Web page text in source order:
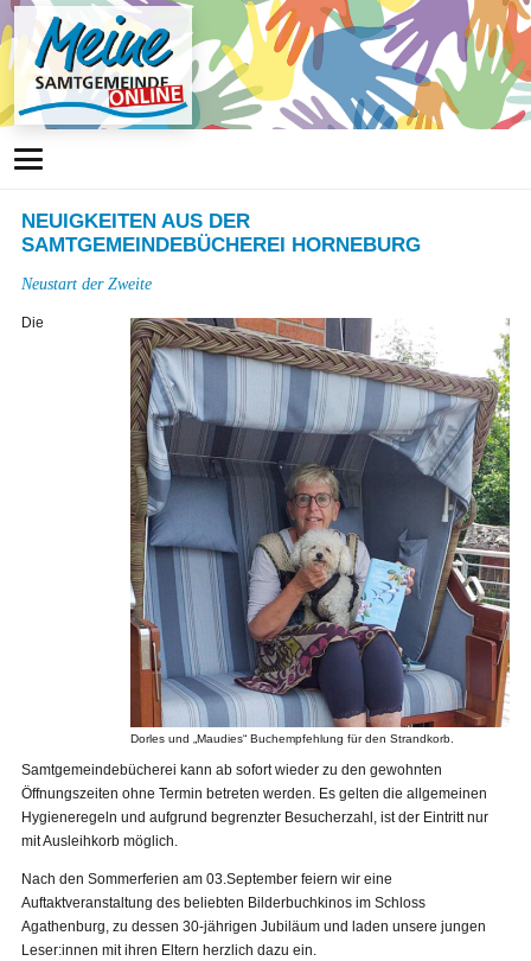
NEUIGKEITEN AUS DER
SAMTGEMEINDEBÜCHEREI HORNEBURG
Neustart der Zweite
Dorles und „Maudies“ Buchempfehlung für den Strandkorb.
Die
Samtgemeindebücherei kann ab sofort wieder zu den gewohnten
Öffnungszeiten ohne Termin betreten werden. Es gelten die allgemeinen
Hygieneregeln und aufgrund begrenzter Besucherzahl, ist der Eintritt nur
mit Ausleihkorb möglich.
Nach den Sommerferien am 03.September feiern wir eine
Auftaktveranstaltung des beliebten Bilderbuchkinos im Schloss
Agathenburg, zu dessen 30-jährigen Jubiläum und laden unsere jungen
Leser:innen mit ihren Eltern herzlich dazu ein.